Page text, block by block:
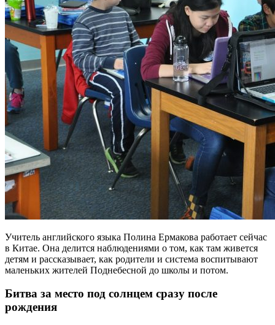
Учитель английского языка Полина Ермакова работает сейчас
в Китае. Она делится наблюдениями о том, как там живется
детям и рассказывает, как родители и система воспитывают
маленьких жителей Поднебесной до школы и потом.
Битва за место под солнцем сразу после
рождения